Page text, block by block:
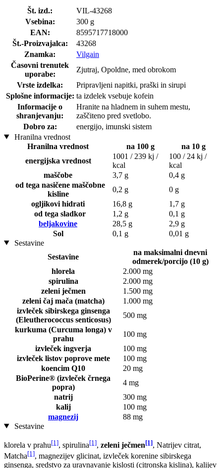
Št. izd.:
VIL-43268
Vsebina:
300 g
EAN:
8595717718000
Št.-Proizvajalca:
43268
Znamka:
Vilgain
Časovni trenutek
uporabe:
Zjutraj, Opoldne, med obrokom
Vrste izdelka:
Pripravljeni napitki, praški in sirupi
Splošne informacije: ta izdelek vsebuje kofein
Informacije o
shranjevanju:
Hranite na hladnem in suhem mestu,
zaščiteno pred svetlobo.
Dobro za:
energijo, imunski sistem
Hranilna vrednost
Hranilna vrednost
na 100 g
na 10 g
energijska vrednost
1001 / 239 kj /
kcal
100 / 24 kj /
kcal
maščobe
3,7 g
0,4 g
od tega nasičene maščobne
kisline
0,2 g
0 g
ogljikovi hidrati
16,8 g
1,7 g
od tega sladkor
1,2 g
0,1 g
beljakovine
28,5 g
2,9 g
Sol
0,1 g
0,01 g
Sestavine
Sestavine
na maksimalni dnevni
odmerek/porcijo (10 g)
hlorela
2.000 mg
spirulina
2.000 mg
zeleni ječmen
1.500 mg
zeleni čaj mača (matcha)
1.000 mg
izvleček sibirskega ginsenga
(Eleutherococcus senticosus)
500 mg
kurkuma (Curcuma longa) v
prahu
100 mg
izvleček ingverja
100 mg
izvleček listov poprove mete
100 mg
koencim Q10
20 mg
BioPerine® (izvleček črnega
popra)
4 mg
natrij
300 mg
kalij
100 mg
magnezij
88 mg
Sestavine
klorela v prahu[1], spirulina[1], zeleni ječmen[1], Natrijev citrat,
Matcha[1], magnezijev glicinat, izvleček korenine sibirskega
ginsenga, sredstvo za uravnavanje kislosti (citronska kislina), kalijev